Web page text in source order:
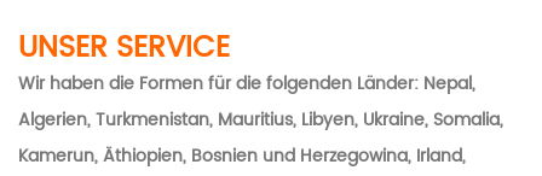
UNSER SERVICE
Wir haben die Formen für die folgenden Länder: Nepal,
Algerien, Turkmenistan, Mauritius, Libyen, Ukraine, Somalia,
Kamerun, Äthiopien, Bosnien und Herzegowina, Irland,